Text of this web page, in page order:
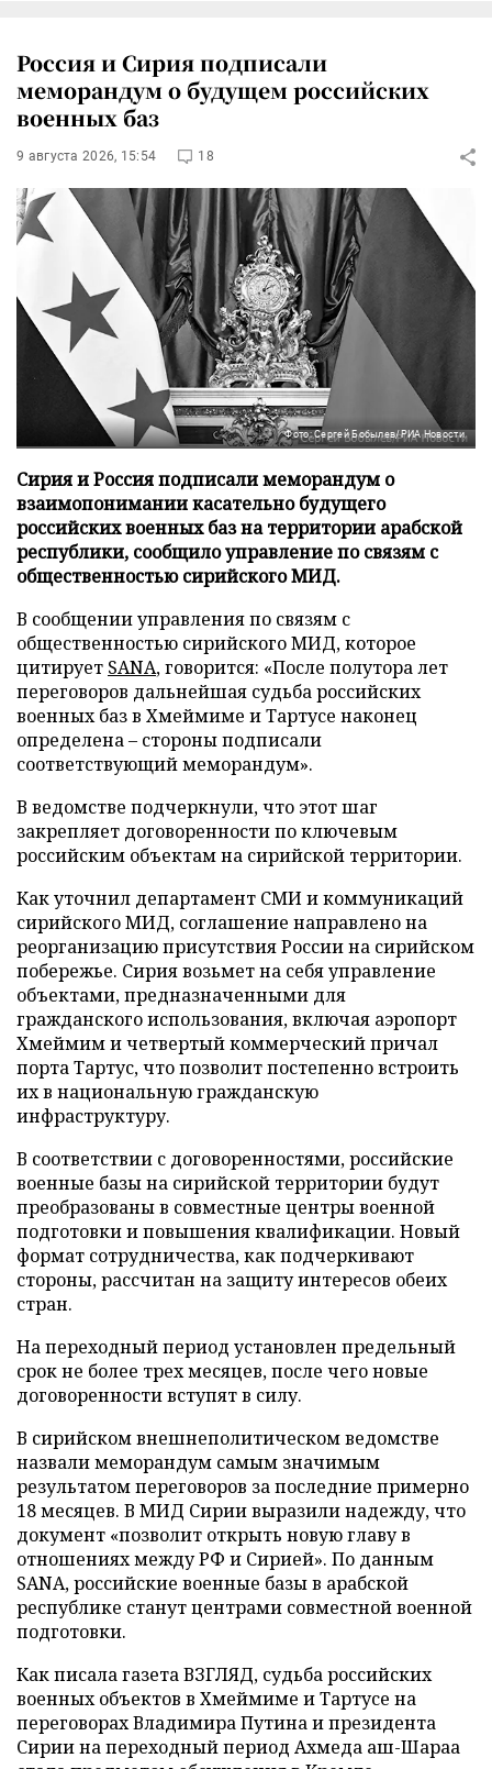
Россия и Сирия подписали
меморандум о будущем российских
военных баз
9 августа 2026, 15:54 18
Фото: Сергей Бобылев/РИА Новости
Сирия и Россия подписали меморандум о
взаимопонимании касательно будущего
российских военных баз на территории арабской
республики, сообщило управление по связям с
общественностью сирийского МИД.
В сообщении управления по связям с
общественностью сирийского МИД, которое
цитирует SANA, говорится: «После полутора лет
переговоров дальнейшая судьба российских
военных баз в Хмеймиме и Тартусе наконец
определена – стороны подписали
соответствующий меморандум».
В ведомстве подчеркнули, что этот шаг
закрепляет договоренности по ключевым
российским объектам на сирийской территории.
Как уточнил департамент СМИ и коммуникаций
сирийского МИД, соглашение направлено на
реорганизацию присутствия России на сирийском
побережье. Сирия возьмет на себя управление
объектами, предназначенными для
гражданского использования, включая аэропорт
Хмеймим и четвертый коммерческий причал
порта Тартус, что позволит постепенно встроить
их в национальную гражданскую
инфраструктуру.
В соответствии с договоренностями, российские
военные базы на сирийской территории будут
преобразованы в совместные центры военной
подготовки и повышения квалификации. Новый
формат сотрудничества, как подчеркивают
стороны, рассчитан на защиту интересов обеих
стран.
На переходный период установлен предельный
срок не более трех месяцев, после чего новые
договоренности вступят в силу.
В сирийском внешнеполитическом ведомстве
назвали меморандум самым значимым
результатом переговоров за последние примерно
18 месяцев. В МИД Сирии выразили надежду, что
документ «позволит открыть новую главу в
отношениях между РФ и Сирией». По данным
SANA, российские военные базы в арабской
республике станут центрами совместной военной
подготовки.
Как писала газета ВЗГЛЯД, судьба российских
военных объектов в Хмеймиме и Тартусе на
переговорах Владимира Путина и президента
Сирии на переходный период Ахмеда аш-Шараа